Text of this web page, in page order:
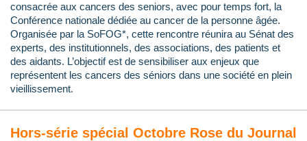
consacrée aux cancers des seniors, avec pour temps fort, la
Conférence nationale dédiée au cancer de la personne âgée.
Organisée par la SoFOG*, cette rencontre réunira au Sénat des
experts, des institutionnels, des associations, des patients et
des aidants. L’objectif est de sensibiliser aux enjeux que
représentent les cancers des séniors dans une société en plein
vieillissement.
Hors-série spécial Octobre Rose du Journal